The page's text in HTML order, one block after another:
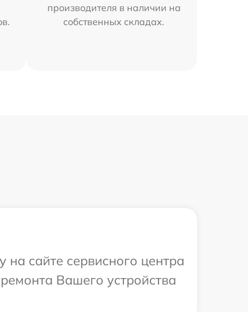
производителя в наличии на
собственных складах.
сайте сервисного центра
Вашего устройства